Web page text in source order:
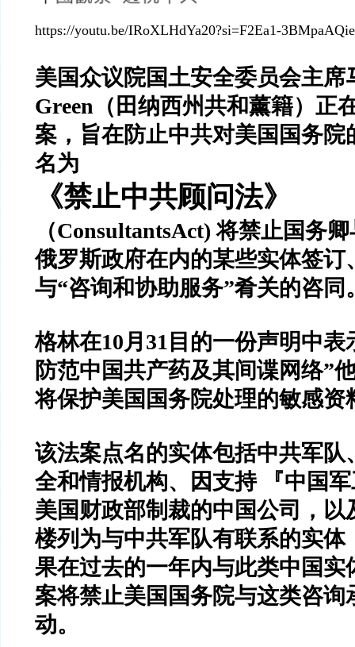
https://youtu.be/IRoXLHdYa20?si=F2Ea1-
美国众议院国土安全委员会主席
Green （田纳西州共和薰籍）正
案，旨在防止中共对美国国务院
名为
《禁止中共顾问法》
（ConsultantsAct)将禁止国务
俄罗斯政府在内的某些实体签订
与“咨询和协助服务”肴关的咨同
格林在10月 31 目的一份声明中表
防范中国共产药及其间谍网络”
将保护美国国务院处理的敏感资
该法案点名的实体包括中共军队
全和情报机构、因支持
『中国
美国财政部制裁的中国公司，以
楼列为与中共军队有联系的实体
果在过去的一年内与此类中国实
案将禁止美国国务院与这类咨询
动。